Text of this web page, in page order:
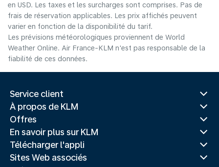
en USD. Les taxes et les surcharges sont comprises. Pas de
frais de réservation applicables. Les prix affichés peuvent
varier en fonction de la disponibilité du tarif.
Les prévisions météorologiques proviennent de World
Weather Online. Air France-KLM n'est pas responsable de la
fiabilité de ces données.
Service client
À propos de KLM
Offres
En savoir plus sur KLM
Télécharger l'appli
Sites Web associés